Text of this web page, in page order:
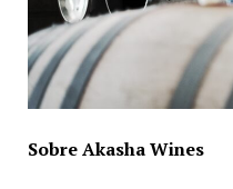
Sobre Akasha Wines